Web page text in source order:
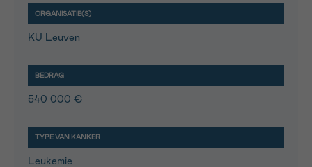
KU Leuven
540 000 €
Leukemie